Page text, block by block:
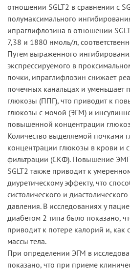
отношении SGLT2 в сравнении с
полумаксимального
ипраглифлозина в отношении
7,38 и 1880 нмоль/л,
Путем выраженного
экспрессируемого в
почки, ипраглифлозин снижает
почечных канальцах и уменьшает
глюкозы (ППГ), что приводит к
глюкозы с мочой (ЭГМ) и
повышенной концентрации
Количество выделяемой почками
концентрации глюкозы в крови и
фильтрации (СКФ). Повышение
SGLT2 также приводит к
диуретическому эффекту, что
систолического и
давления. В исследованиях у
диабетом 2 типа было показано,
приводит к потере калорий и, как
массы тела.
При определении ЭГМ в
показано, что при приеме